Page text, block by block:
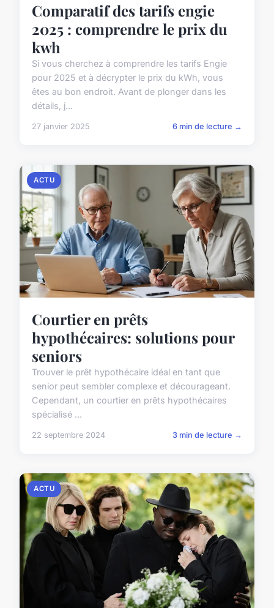
Comparatif des tarifs engie
2025 : comprendre le prix du
kwh
Si vous cherchez à comprendre les tarifs Engie
pour 2025 et à décrypter le prix du kWh, vous
êtes au bon endroit. Avant de plonger dans les
détails, j...
27 janvier 2025 6 min de lecture →
ACTU
Courtier en prêts
hypothécaires: solutions pour
seniors
Trouver le prêt hypothécaire idéal en tant que
senior peut sembler complexe et décourageant.
Cependant, un courtier en prêts hypothécaires
spécialisé ...
22 septembre 2024 3 min de lecture →
ACTU